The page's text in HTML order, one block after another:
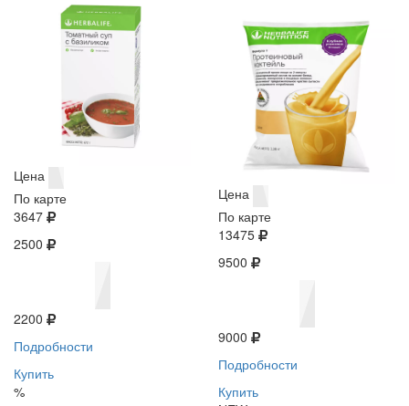
Цена
По карте
3647
2500
2200
Подробности
Купить
%
Цена
По карте
13475
9500
9000
Подробности
Купить